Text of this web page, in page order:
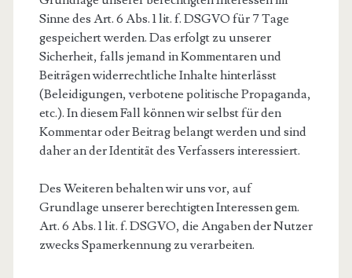
Sinne des Art. 6 Abs. 1 lit. f. DSGVO für 7 Tage
gespeichert werden. Das erfolgt zu unserer
Sicherheit, falls jemand in Kommentaren und
Beiträgen widerrechtliche Inhalte hinterlässt
(Beleidigungen, verbotene politische Propaganda,
etc.). In diesem Fall können wir selbst für den
Kommentar oder Beitrag belangt werden und sind
daher an der Identität des Verfassers interessiert.
Des Weiteren behalten wir uns vor, auf
Grundlage unserer berechtigten Interessen gem.
Art. 6 Abs. 1 lit. f. DSGVO, die Angaben der Nutzer
zwecks Spamerkennung zu verarbeiten.